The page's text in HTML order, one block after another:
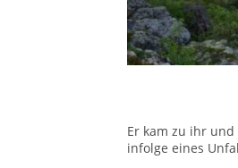
Er kam zu ihr
infolge eines